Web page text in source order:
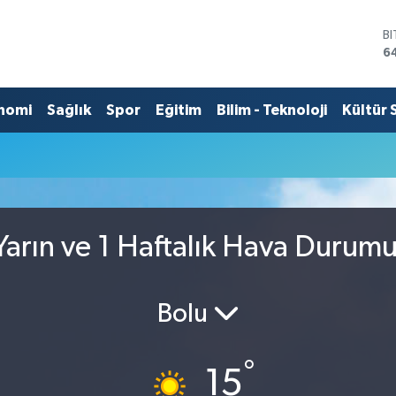
Sağlık Spor Eğitim Bilim - Teknoloji Kültür
ve 1 Haftalık Hava
Bolu
15°